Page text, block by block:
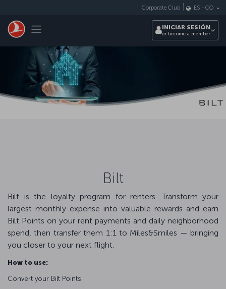
Toggle navigation
Corporate Club ES - CO
INICIAR SESIÓN
or become a member
Bilt
Bilt is the loyalty program for renters. Transform your
largest monthly expense into valuable rewards and earn
Bilt Points on your rent payments and daily neighborhood
spend, then transfer them 1:1 to Miles&Smiles — bringing
you closer to your next flight.
How to use:
Convert your Bilt Points